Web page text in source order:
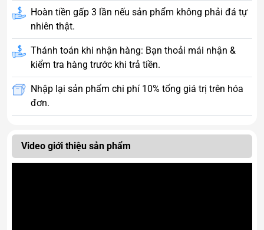
Hoàn tiền gấp 3 lần nếu sản phẩm không phải đá tự
nhiên thật.
Thánh toán khi nhận hàng: Bạn thoải mái nhận &
kiểm tra hàng trước khi trả tiền.
Nhập lại sản phẩm chi phí 10% tổng giá trị trên hóa
đơn.
Video giới thiệu sản phẩm